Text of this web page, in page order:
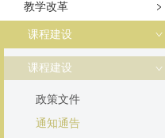
教学改革
课程建设
课程建设
政策文件
通知通告